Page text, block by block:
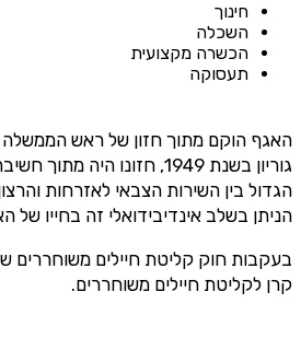
חינוך
השכלה
הכשרה מקצועית
תעסוקה
האגף הוקם מתוך חזון של ראש הממשלה
גוריון בשנת 1949, חזונו היה
הגדול בין השירות הצבאי לאזרחות
הניתן בשלב אינדיבידואלי זה בחייו של
קרן לקליטת חיילים משוחררים.